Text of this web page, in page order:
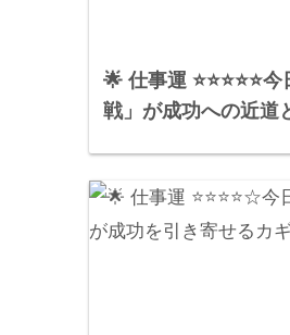
🌟 仕事運 ⭐⭐⭐⭐⭐
戦」が成功への近道